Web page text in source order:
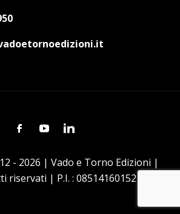
FacebookYoutubeLinkedin
- 2026 | Vado e Torno Edizioni |
riservati | P.I. : 08514160152